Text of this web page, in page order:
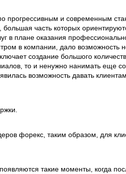
прогрессивным и современным
часть которых
в плане оказания
в компании, дало возможность
создание большого
то и ненужно нанимать еще
возможность давать
форекс, таким образом, для
такие моменты, когда